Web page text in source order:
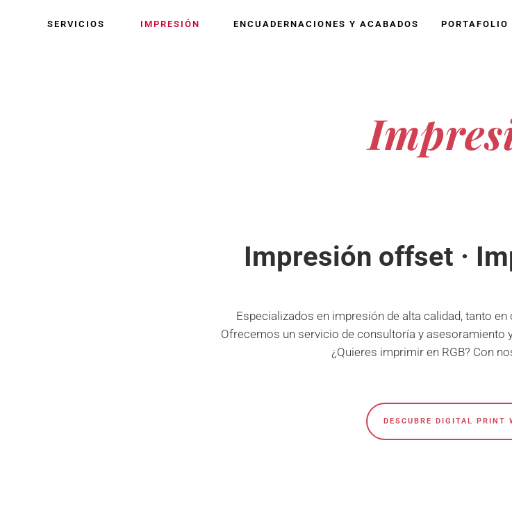
SERVICIOS IMPRESIÓN ENCUADERNACIONES Y ACABADOS PORTAFOLIO
Impresión offset ·
Especializados en impresión de alta calidad, tanto
Ofrecemos un servicio de consultoría y asesoramiento
¿Quieres imprimir en RGB? Con
DESCUBRE DIGITAL PRINT